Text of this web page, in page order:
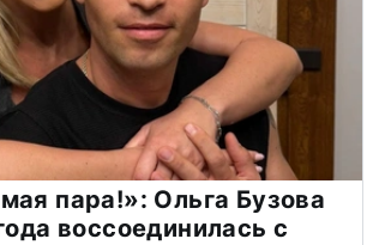
пара!»: Ольга Бузова
воссоединилась с